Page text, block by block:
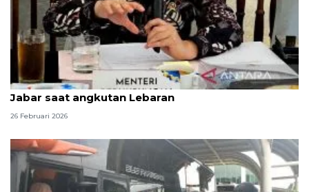
Kemenhub proyeksikan pemudik terbesar dari
Jabar saat angkutan Lebaran
26 Februari 2026